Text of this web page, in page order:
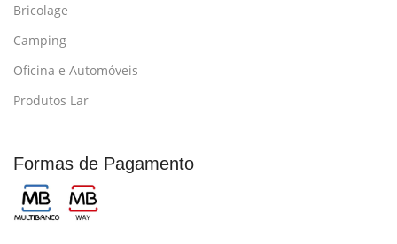
Bricolage
Camping
Oficina e Automóveis
Produtos Lar
Formas de Pagamento